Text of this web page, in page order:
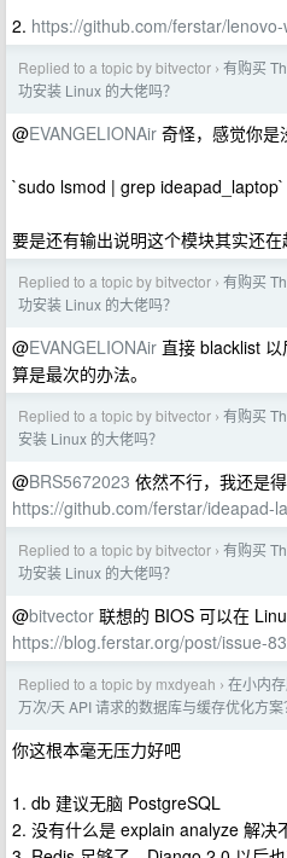
2. https://github.com/ferstar/
Replied to a topic by bitvector › 有购买
功安装 Linux 的大佬吗？
@EVANGELIONAir 奇怪，感觉你是
`sudo lsmod | grep ideapad_laptop`
要是还有输出说明这个模块其实还在
Replied to a topic by bitvector › 有购买
功安装 Linux 的大佬吗？
@EVANGELIONAir 直接 blacklist 以
算是最次的办法。
Replied to a topic by bitvector › 有购买
安装 Linux 的大佬吗？
@BRS5672023 依然不行，我还是
https://github.com/ferstar/ideapad-
Replied to a topic by bitvector › 有购买
功安装 Linux 的大佬吗？
@bitvector 联想的 BIOS 可以在
https://blog.ferstar.org/post/issue-
Replied to a topic by mxdyeah › 在小内
万次/天 API 请求的数据库与缓存优化方案
你这根本毫无压力好吧
1. db 建议无脑 PostgreSQL
2. 没有什么是 explain analyze 解决